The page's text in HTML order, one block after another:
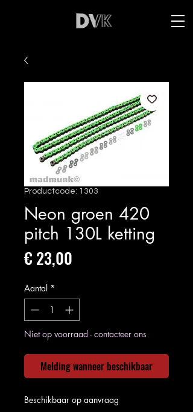
Productcode: 1303
Neon groen 420
pitch 130L ketting
€ 23,00
Aantal *
Niet op voorraad - contacteer ons
Melding wanneer beschikbaar
Beschikbaar op aanvraag